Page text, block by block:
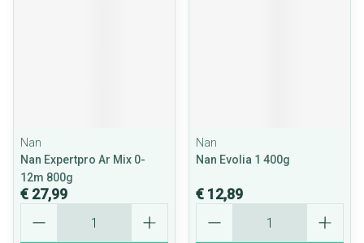
Nan
Nan Expertpro Ar Mix 0-
12m 800g
€ 27,99
Nan
Nan Evolia 1 400g
€ 12,89